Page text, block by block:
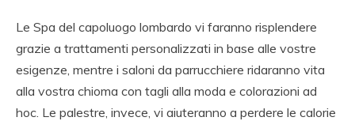
Le Spa del capoluogo lombardo vi faranno risplendere
grazie a trattamenti personalizzati in base alle vostre
esigenze, mentre i saloni da parrucchiere ridaranno vita
alla vostra chioma con tagli alla moda e colorazioni ad
hoc. Le palestre, invece, vi aiuteranno a perdere le calorie